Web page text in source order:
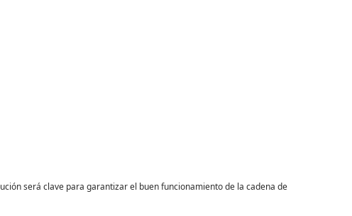
será clave para garantizar el buen funcionamiento de la cadena de